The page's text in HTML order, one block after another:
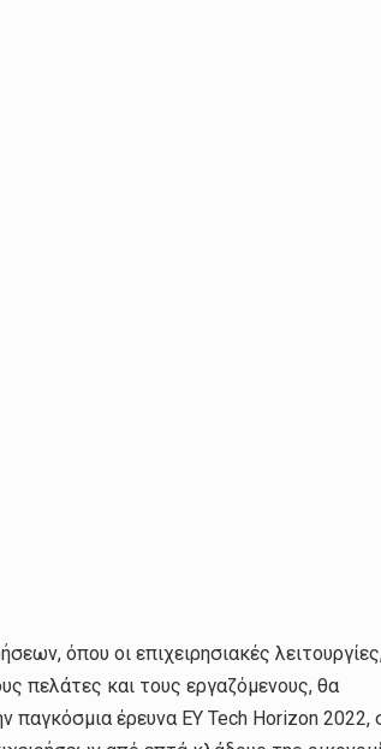
όπου οι επιχειρησιακές
πελάτες και τους εργαζόμενους, θα
έρευνα EY Tech Horizon 2022,